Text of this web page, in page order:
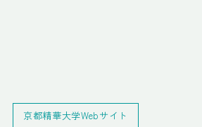
京都精華大学Webサイト